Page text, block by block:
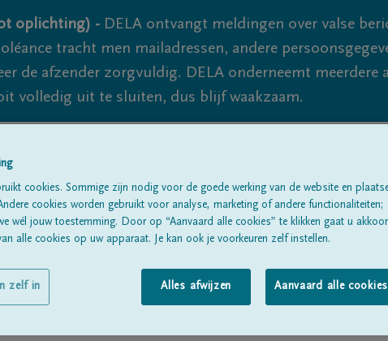
oplichting) - DELA ontvangt meldingen over valse
tracht men mailadressen, andere
de afzender zorgvuldig. DELA onderneemt meerdere
volledig uit te sluiten, dus blijf waakzaam.
cookies. Sommige zijn nodig voor de goede werking van de website en
cookies worden gebruikt voor analyse, marketing of andere functionaliteiten;
wél jouw toestemming. Door op “Aanvaard alle cookies” te klikken gaat u
alle cookies op uw apparaat. Je kan ook je voorkeuren zelf instellen.
Alles afwijzen Aanvaard alle cookies
zelf in